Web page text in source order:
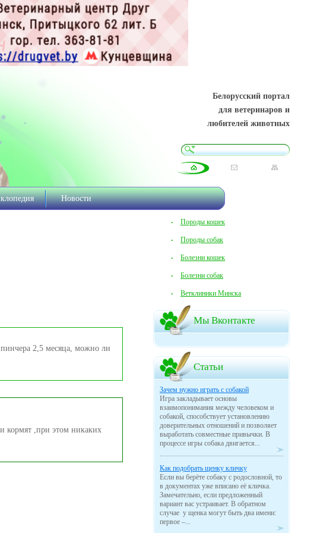
Белорусский портал
для ветеринаров и
любителей животных
Новости
Породы кошек
Породы собак
Болезни кошек
Болезни собак
Ветклиники Минска
Мы Вконтакте
Статьи
Зачем нужно играть с собакой
Игра закладывает основы
взаимопонимания между человеком и
собакой, способствует установлению
доверительных отношений и позволяет
выработать совместные привычки. В
процессе игры собака двигается...
Как подобрать щенку кличку
Если вы берёте собаку с родословной, то
в документах уже вписано её кличка.
Замечательно, если предложенный
вариант вас устраивает. В обратном
случае у щенка могут быть два имени:
первое –...
2,5 месяца, можно ли
кормят ,при этом никаких